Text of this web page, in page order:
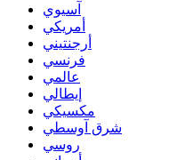
آسيوي
أمريكي
أرجنتيني
فرنسي
عالمي
إيطالي
مكسيكي
شرق آوسطي
روسي